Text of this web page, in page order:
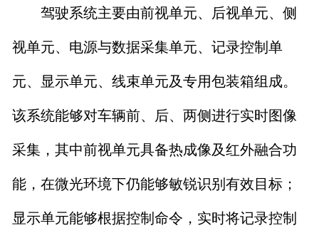
驾驶系统主要由前视单元、后视单元、侧
视单元、电源与数据采集单元、记录控制单
元、显示单元、线束单元及专用包装箱组成。
该系统能够对车辆前、后、两侧进行实时图像
采集，其中前视单元具备热成像及红外融合功
能，在微光环境下仍能够敏锐识别有效目标；
显示单元能够根据控制命令，实时将记录控制